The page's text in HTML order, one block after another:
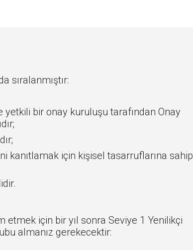
sıralanmıştır:
bir onay kuruluşu tarafından Onay
kanıtlamak için kişisel tasarruflarına sahip
etmek için bir yıl sonra Seviye 1 Yenilikçi
almanız gerekecektir: